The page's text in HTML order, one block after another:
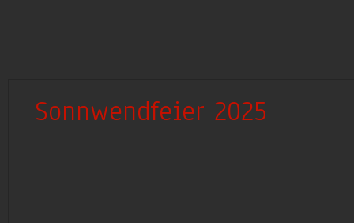
Sonnwendfeier 2025